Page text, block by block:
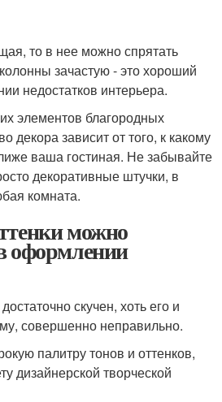
то в нее можно спрятать
зачастую - это хороший
недостатков интерьера.
элементов благородных
декора зависит от того, к какому
ваша гостиная. Не забывайте
декоративные штучки, в
комната.
можно
оформлении
скучен, хоть его и
совершенно неправильно.
палитру тонов и оттенков,
дизайнерской творческой